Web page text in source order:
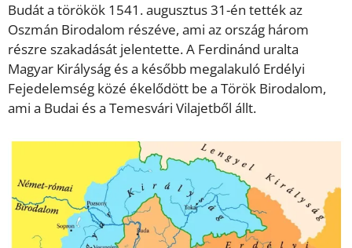
Budát a törökök 1541. augusztus 31-én tették az
Oszmán Birodalom részéve, ami az ország három
részre szakadását jelentette. A Ferdinánd uralta
Magyar Királyság és a később megalakuló Erdélyi
Fejedelemség közé ékelődött be a Török Birodalom,
ami a Budai és a Temesvári Vilajetből állt.